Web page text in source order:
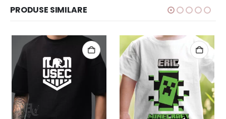
PRODUSE SIMILARE